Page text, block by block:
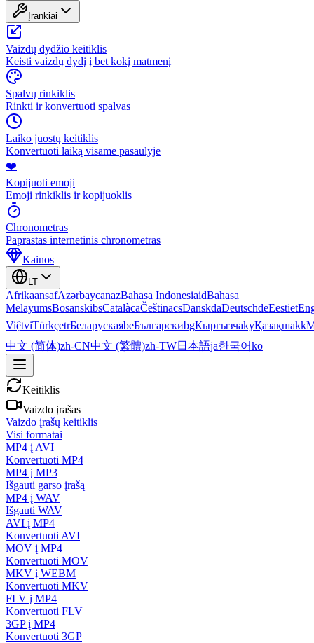
Įrankiai
Vaizdų dydžio keitiklis
Keisti vaizdų dydį į bet kokį matmenį
Spalvų rinkiklis
Rinkti ir konvertuoti spalvas
Laiko juostų keitiklis
Konvertuoti laiką visame pasaulyje
❤️
Kopijuoti emoji
Emoji rinkiklis ir kopijuoklis
Chronometras
Paprastas internetinis chronometras
Kainos
LT
AfrikaansafAzərbaycanazBahasa IndonesiaidBahasa
MelayumsBosanskibsCatalàcaČeštinacsDanskdaDeutschdeEestiet
ViệtviTürkçetrБеларускаяbeБългарскиbgКыргызчаkyҚазақшаkk
中文 (简体)zh-CN中文 (繁體)zh-TW日本語ja한국어ko
Keitiklis
Vaizdo įrašas
Vaizdo įrašų keitiklis
Visi formatai
MP4 į AVI
Konvertuoti MP4
MP4 į MP3
Išgauti garso įrašą
MP4 į WAV
Išgauti WAV
AVI į MP4
Konvertuoti AVI
MOV į MP4
Konvertuoti MOV
MKV į WEBM
Konvertuoti MKV
FLV į MP4
Konvertuoti FLV
3GP į MP4
Konvertuoti 3GP